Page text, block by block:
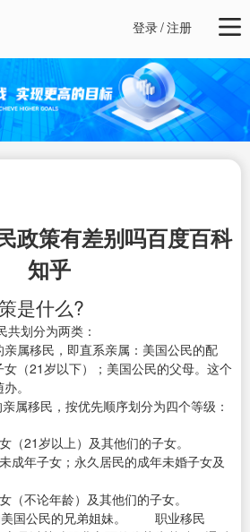
登录/注册
政策有差别吗百度百科
知乎
是什么?
共划分为两类：
属移民，即直系亲属：美国公民的配
（21岁以下）；美国公民的父母。这个
随办。
属移民，按优先顺序划分为四个等级：
女（21岁以上）及其他们的子女。
成年子女；永久居民的成年未婚子女及
女（不论年龄）及其他们的子女。
美国公民的兄弟姐妹。 职业移民